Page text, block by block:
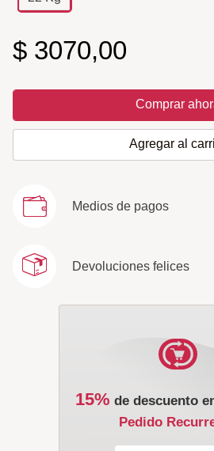
$ 3070,00
Comprar
Agregar al
Medios de pagos
Devoluciones felices
15% de descuento
Pedido